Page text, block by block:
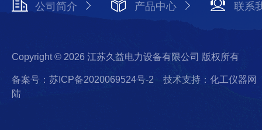
公司简介 产品中心 联系
Copyright © 2026 江苏久益电力设备有限公司 版权所有
备案号：苏ICP备2020069524号-2
技术支持：化工仪器网
陆